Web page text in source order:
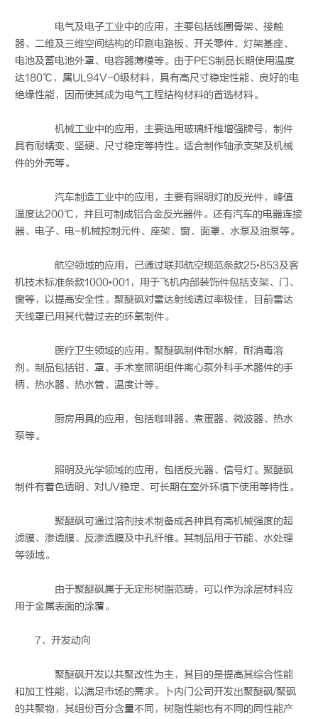
电气及电子工业中的应用，主要包括线圈骨架、接触
器、二维及三维空间结构的印刷电路板、开关零件、灯架基座、
电池及蓄电池外罩、电容器薄模等。由于PES制品长期使用温度
达180℃，属UL94V-0级材料，具有高尺寸稳定性能、良好的电
绝缘性能，因而使其成为电气工程结构材料的首选材料。
机械工业中的应用，主要选用玻璃纤维增强牌号，制件
具有耐蠕变、坚硬、尺寸稳定等特性。适合制作轴承支架及机械
件的外壳等。
汽车制造工业中的应用，主要有照明灯的反光件，峰值
温度达200℃，并且可制成铝合金反光器件。还有汽车的电器连接
器、电子、电-机械控制元件、座架、窗、面罩、水泵及油泵等。
航空领域的应用，已通过联邦航空规范条款25•853及客
机技术标准条款1000•001，用于飞机内部装饰件包括支架、门、
窗等，以提高安全性。聚醚砜对雷达射线透过率极佳，目前雷达
天线罩已用其代替过去的环氧制件。
医疗卫生领域的应用。聚醚砜制件耐水解，耐消毒溶
剂。制品包括钳、罩、手术室照明组件离心泵外科手术器件的手
柄、热水器、热水管、温度计等。
厨房用具的应用，包括咖啡器、煮蛋器、微波器、热水
泵等。
照明及光学领域的应用，包括反光器、信号灯。聚醚砜
制件有着色透明、对UV稳定、可长期在室外环境下使用等特性。
聚醚砜可通过溶剂技术制备成各种具有高机械强度的超
滤膜、渗透膜、反渗透膜及中孔纤维。其制品用于节能、水处理
等领域。
由于聚醚砜属于无定形树脂范畴，可以作为涂层材料应
用于金属表面的涂覆。
7、开发动向
聚醚砜开发以共聚改性为主，其目的是提高其综合性能
和加工性能，以满足市场的需求。卜内门公司开发出聚醚砜/聚砜
的共聚物，其组份百分含量不同，树脂性能也有不同的同性能产